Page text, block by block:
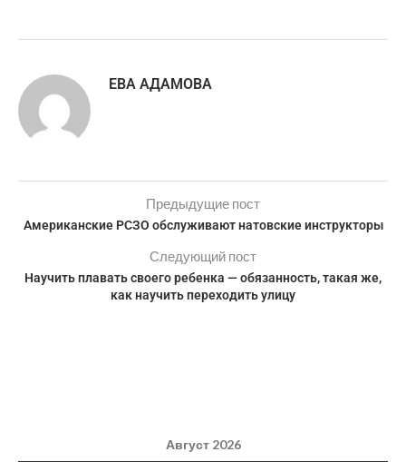
ЕВА АДАМОВА
Предыдущие пост
Американские РСЗО обслуживают натовские инструкторы
Следующий пост
Научить плавать своего ребенка — обязанность, такая же,
как научить переходить улицу
Август 2026